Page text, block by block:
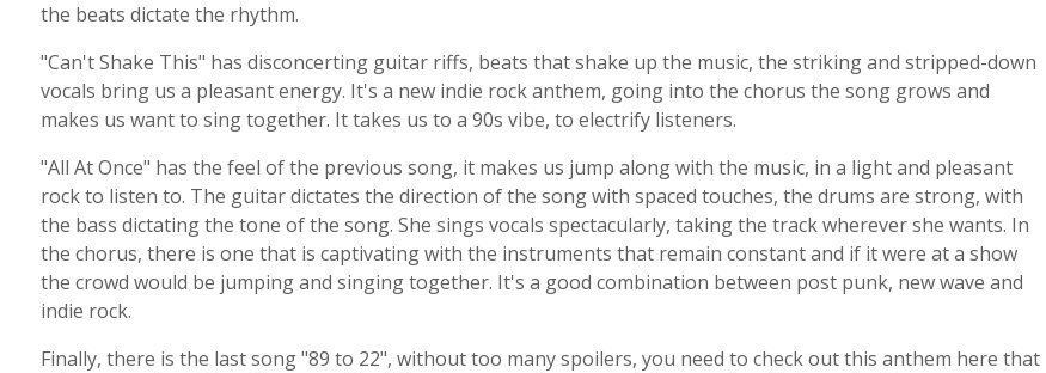
the beats dictate the rhythm.
"Can't Shake This" has disconcerting guitar riffs, beats that shake up the music, the striking and stripped-down
vocals bring us a pleasant energy. It's a new indie rock anthem, going into the chorus the song grows and
makes us want to sing together. It takes us to a 90s vibe, to electrify listeners.
"All At Once" has the feel of the previous song, it makes us jump along with the music, in a light and pleasant
rock to listen to. The guitar dictates the direction of the song with spaced touches, the drums are strong, with
the bass dictating the tone of the song. She sings vocals spectacularly, taking the track wherever she wants. In
the chorus, there is one that is captivating with the instruments that remain constant and if it were at a show
the crowd would be jumping and singing together. It's a good combination between post punk, new wave and
indie rock.
Finally, there is the last song "89 to 22", without too many spoilers, you need to check out this anthem here that